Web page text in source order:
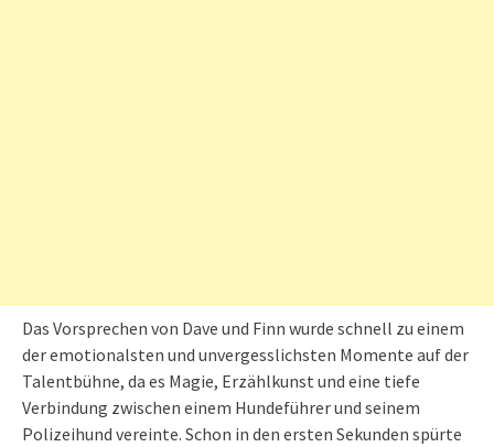
Das Vorsprechen von Dave und Finn wurde schnell zu einem
der emotionalsten und unvergesslichsten Momente auf der
Talentbühne, da es Magie, Erzählkunst und eine tiefe
Verbindung zwischen einem Hundeführer und seinem
Polizeihund vereinte. Schon in den ersten Sekunden spürte